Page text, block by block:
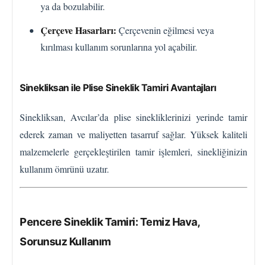
ya da bozulabilir.
Çerçeve Hasarları: Çerçevenin eğilmesi veya
kırılması kullanım sorunlarına yol açabilir.
Sinekliksan ile Plise Sineklik Tamiri Avantajları
Sinekliksan, Avcılar’da plise sinekliklerinizi yerinde tamir
ederek zaman ve maliyetten tasarruf sağlar. Yüksek kaliteli
malzemelerle gerçekleştirilen tamir işlemleri, sinekliğinizin
kullanım ömrünü uzatır.
Pencere Sineklik Tamiri: Temiz Hava,
Sorunsuz Kullanım